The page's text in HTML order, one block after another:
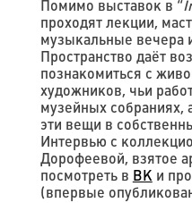
Помимо выставок в “
проходят лекции,
музыкальные вечера
Пространство даёт
познакомиться с
художников, чьи
музейных собраниях,
эти вещи в
Интервью с
Дорофеевой, взятое
посмотреть в ВК и
(впервые